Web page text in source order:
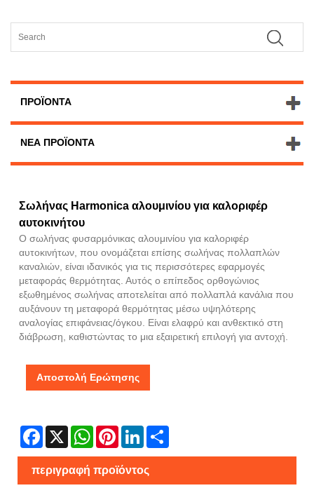
ΠΡΟΪΌΝΤΑ
ΝΈΑ ΠΡΟΪΌΝΤΑ
Σωλήνας Harmonica αλουμινίου για καλοριφέρ
αυτοκινήτου
Ο σωλήνας φυσαρμόνικας αλουμινίου για καλοριφέρ
αυτοκινήτων, που ονομάζεται επίσης σωλήνας πολλαπλών
καναλιών, είναι ιδανικός για τις περισσότερες εφαρμογές
μεταφοράς θερμότητας. Αυτός ο επίπεδος ορθογώνιος
εξωθημένος σωλήνας αποτελείται από πολλαπλά κανάλια που
αυξάνουν τη μεταφορά θερμότητας μέσω υψηλότερης
αναλογίας επιφάνειας/όγκου. Είναι ελαφρύ και ανθεκτικό στη
διάβρωση, καθιστώντας το μια εξαιρετική επιλογή για αντοχή.
Αποστολή Ερώτησης
Facebook
X WhatsAppPinterestLinkedIn
περιγραφή προϊόντος